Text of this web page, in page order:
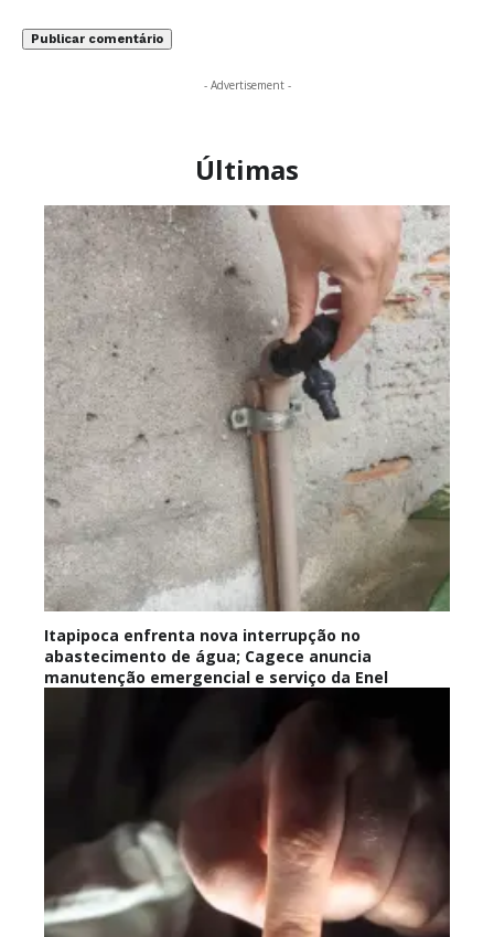
- Advertisement -
Últimas
Itapipoca enfrenta nova interrupção no
abastecimento de água; Cagece anuncia
manutenção emergencial e serviço da Enel